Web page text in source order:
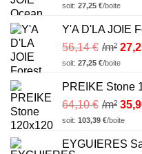
soit: 27,25 €/boite
Y'A D'LA JOIE
56,14€ /m²
soit: 27,25 €/boite
PREIKE Stone
64,10€ /m²
soit: 103,39 €/boite
EYGUIERES